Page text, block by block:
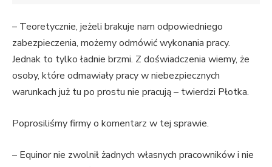
– Teoretycznie, jeżeli brakuje nam odpowiedniego
zabezpieczenia, możemy odmówić wykonania pracy.
Jednak to tylko ładnie brzmi. Z doświadczenia wiemy, że
osoby, które odmawiały pracy w niebezpiecznych
warunkach już tu po prostu nie pracują – twierdzi Płotka.
Poprosiliśmy firmy o komentarz w tej sprawie.
– Equinor nie zwolnił żadnych własnych pracowników i nie